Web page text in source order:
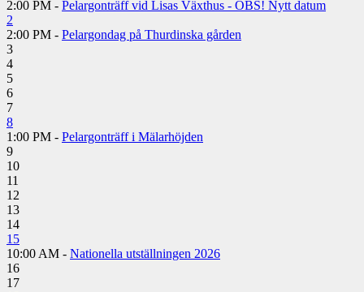
2:00 PM - Pelargonträff vid Lisas Växthus - OBS! Nytt datum
2
2:00 PM - Pelargondag på Thurdinska gården
3
4
5
6
7
8
1:00 PM - Pelargonträff i Mälarhöjden
9
10
11
12
13
14
15
10:00 AM - Nationella utställningen 2026
16
17